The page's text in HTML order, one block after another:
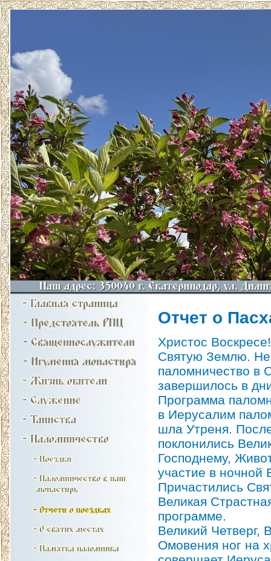
Отчет о
Христос
Святую Землю.
паломничество в
завершилось в
Программа
в Иерусалим
шла Утреня.
поклонились
Господнему,
участие в ночной
Причастились
Великая
программе.
Великий
Омовения ног на